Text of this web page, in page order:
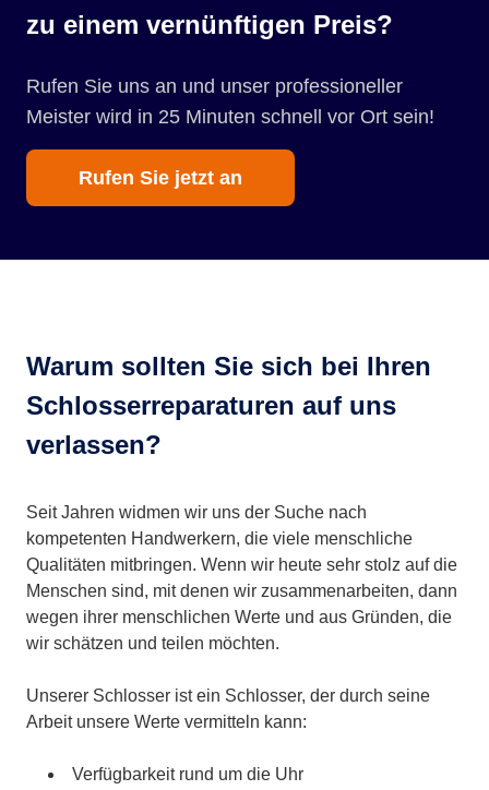
zu einem vernünftigen Preis?
Rufen Sie uns an und unser professioneller
Meister wird in 25 Minuten schnell vor Ort sein!
Rufen Sie jetzt an
Warum sollten Sie sich bei Ihren
Schlosserreparaturen auf uns
verlassen?
Seit Jahren widmen wir uns der Suche nach
kompetenten Handwerkern, die viele menschliche
Qualitäten mitbringen. Wenn wir heute sehr stolz auf die
Menschen sind, mit denen wir zusammenarbeiten, dann
wegen ihrer menschlichen Werte und aus Gründen, die
wir schätzen und teilen möchten.
Unserer Schlosser ist ein Schlosser, der durch seine
Arbeit unsere Werte vermitteln kann:
Verfügbarkeit rund um die Uhr